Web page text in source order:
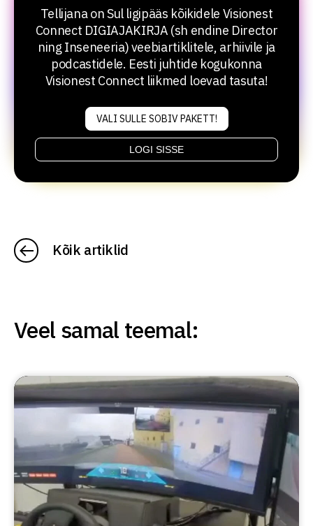
Tellijana on Sul ligipääs kõikidele Visionest
Connect DIGIAJAKIRJA (sh endine Director
ning Inseneeria) veebiartiklitele, arhiivile ja
podcastidele. Eesti juhtide kogukonna
Visionest Connect liikmed loevad tasuta!
VALI SULLE SOBIV PAKETT!
LOGI SISSE
Kõik artiklid
Veel samal teemal: